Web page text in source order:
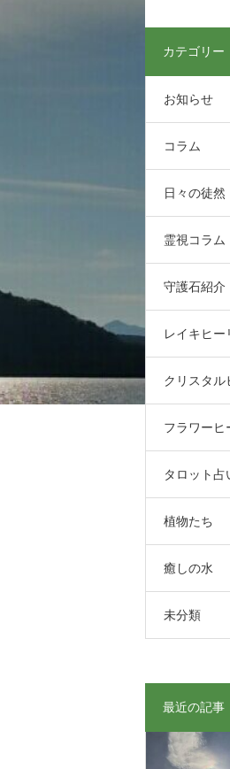
カテゴリー
お知らせ
コラム
日々の徒然
霊視コラム
守護石紹介
レイキヒー
クリスタル
フラワーヒ
タロット占
植物たち
癒しの水
未分類
最近の記事